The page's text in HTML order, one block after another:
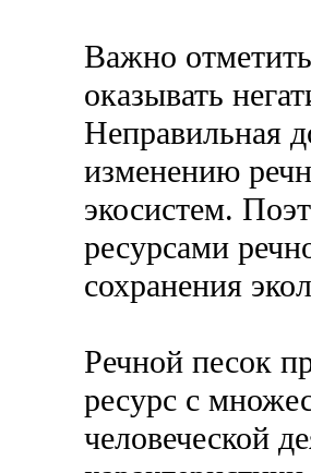
Важно
оказывать
Неправильная
изменению
экосистем.
ресурсами
сохранения
Речной песок
ресурс с
человеческой